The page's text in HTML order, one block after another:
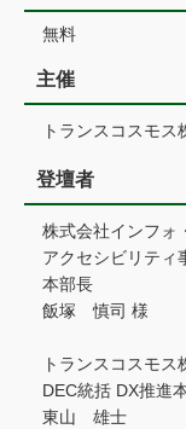
無料
主催
トランスコスモス
登壇者
株式会社インフォ
アクセシビリティ
本部長
飯塚 慎司 様
トランスコスモス
DEC統括 DX推進
東山 雄士